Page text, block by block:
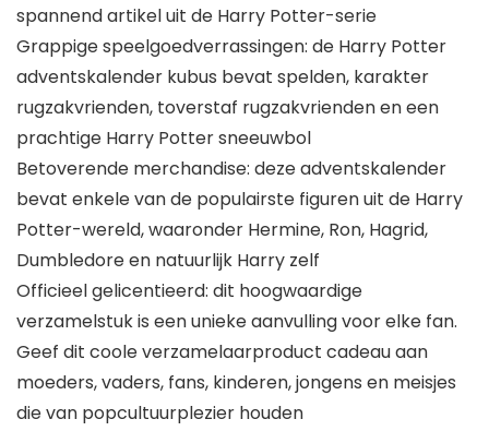
spannend artikel uit de Harry Potter-serie
Grappige speelgoedverrassingen: de Harry Potter
adventskalender kubus bevat spelden, karakter
rugzakvrienden, toverstaf rugzakvrienden en een
prachtige Harry Potter sneeuwbol
Betoverende merchandise: deze adventskalender
bevat enkele van de populairste figuren uit de Harry
Potter-wereld, waaronder Hermine, Ron, Hagrid,
Dumbledore en natuurlijk Harry zelf
Officieel gelicentieerd: dit hoogwaardige
verzamelstuk is een unieke aanvulling voor elke fan.
Geef dit coole verzamelaarproduct cadeau aan
moeders, vaders, fans, kinderen, jongens en meisjes
die van popcultuurplezier houden